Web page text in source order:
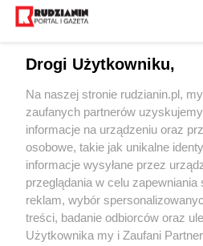
Wydawca mediów lokalnych
Nie zapomnij
zapoznać się z:
polityką prywatności
Twojemiasto
Drogi Użytkowniku,
Na naszej stronie rudzianin.pl,
zaufanych partnerów
informacje na urządzeniu oraz
osobowe, takie jak unikalne
informacje wysyłane przez
przeglądania w celu
reklam, wybór
treści, badanie odbiorców oraz
Użytkownika my i Zaufani